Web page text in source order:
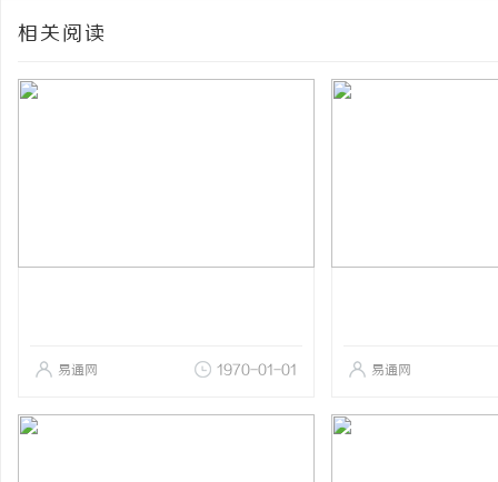
相关阅读
易通网 1970-01-01 易通网